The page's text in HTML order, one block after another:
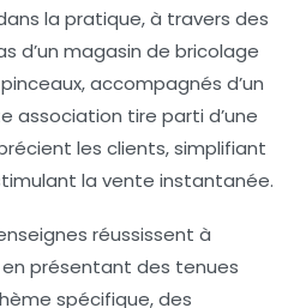
la pratique, à travers des
d’un magasin de bricolage
accompagnés d’un
association tire parti d’une
les clients, simplifiant
la vente instantanée.
réussissent à
présentant des tenues
spécifique, des